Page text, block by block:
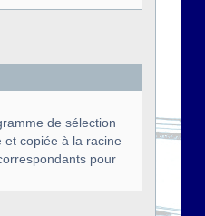
de sélection
et copiée à la racine
pour